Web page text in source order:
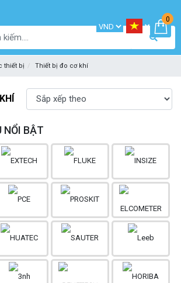
0
thiết bị Thiết bị đo cơ khí
NỔI BẬT